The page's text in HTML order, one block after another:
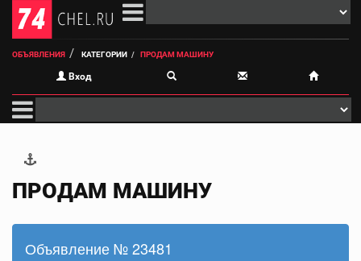
ОБЪЯВЛЕНИЯ КАТЕГОРИИ ПРОДАМ МАШИНУ
Вход
ПРОДАМ МАШИНУ
Объявление № 23481